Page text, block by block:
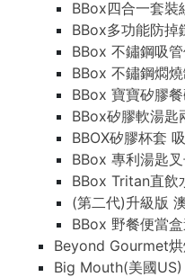
BBox四合一套裝
BBox多功能防掉
BBox 不鏽鋼吸
BBox 不鏽鋼燜
BBox 寶寶矽膠
BBox矽膠軟湯匙
BBOX矽膠杯套
BBox 專利湯匙
BBox Tritan直
(第二代)升級版
BBox 野餐便當
Beyond Gourmet
Big Mouth(美國US)